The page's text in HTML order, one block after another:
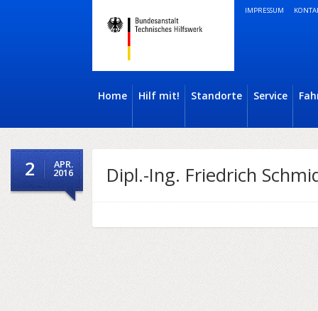
IMPRESSUM
Home Hilf mit! Standorte Service
2 APR.
2016 Dipl.-Ing. Friedrich